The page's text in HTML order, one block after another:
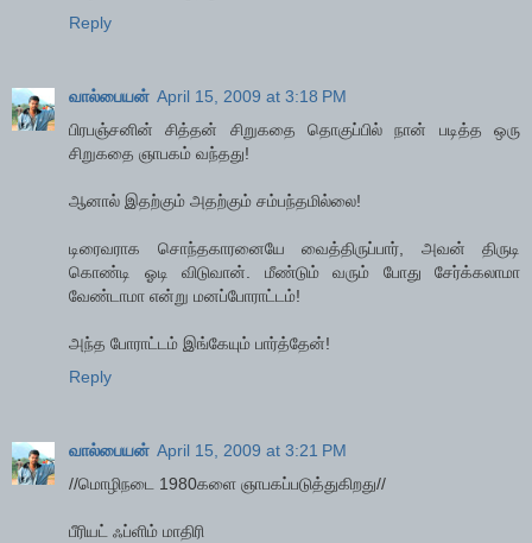
Reply
வால்பையன் April 15, 2009 at 3:18 PM
பிரபஞ்சனின் சித்தன் சிறுகதை தொகுப்பில் நான் படித்த ஒரு
சிறுகதை ஞாபகம் வந்தது!
ஆனால் இதற்கும் அதற்கும் சம்பந்தமில்லை!
டிரைவராக சொந்தகாரனையே வைத்திருப்பார், அவன் திருடி
கொண்டி ஓடி விடுவான். மீண்டும் வரும் போது சேர்க்கலாமா
வேண்டாமா என்று மனப்போராட்டம்!
அந்த போராட்டம் இங்கேயும் பார்த்தேன்!
Reply
வால்பையன் April 15, 2009 at 3:21 PM
//மொழிநடை 1980களை ஞாபகப்படுத்துகிறது//
பீரியட் ஃப்ளிம் மாதிரி